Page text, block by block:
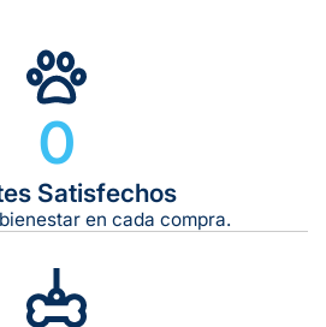
pedidos
estimado: 5 a 7 días hábiles
de $599 o más
0
Satisfechos
en cada compra.